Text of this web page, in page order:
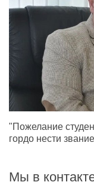
"Пожелание
гордо нести
Мы в